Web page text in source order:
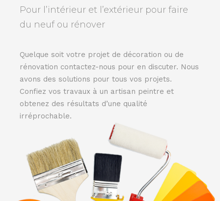
Pour l’intérieur et l’extérieur pour faire
du neuf ou rénover
Quelque soit votre projet de décoration ou de
rénovation contactez-nous pour en discuter. Nous
avons des solutions pour tous vos projets.
Confiez vos travaux à un artisan peintre et
obtenez des résultats d’une qualité
irréprochable.